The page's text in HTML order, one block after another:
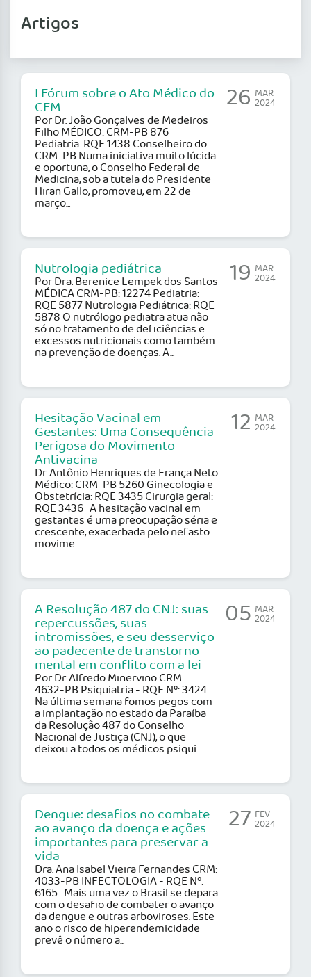
Artigos
I Fórum sobre o Ato Médico do
CFM
Por Dr. João Gonçalves de Medeiros
Filho MÉDICO: CRM-PB 876
Pediatria: RQE 1438 Conselheiro do
CRM-PB Numa iniciativa muito lúcida
e oportuna, o Conselho Federal de
Medicina, sob a tutela do Presidente
Hiran Gallo, promoveu, em 22 de
março...
26 MAR
2024
Nutrologia pediátrica
Por Dra. Berenice Lempek dos Santos
MÉDICA CRM-PB: 12274 Pediatria:
RQE 5877 Nutrologia Pediátrica: RQE
5878 O nutrólogo pediatra atua não
só no tratamento de deficiências e
excessos nutricionais como também
na prevenção de doenças. A...
19 MAR
2024
Hesitação Vacinal em
Gestantes: Uma Consequência
Perigosa do Movimento
Antivacina
Dr. Antônio Henriques de França Neto
Médico: CRM-PB 5260 Ginecologia e
Obstetrícia: RQE 3435 Cirurgia geral:
RQE 3436 A hesitação vacinal em
gestantes é uma preocupação séria e
crescente, exacerbada pelo nefasto
movime...
12 MAR
2024
A Resolução 487 do CNJ: suas
repercussões, suas
intromissões, e seu desserviço
ao padecente de transtorno
mental em conflito com a lei
Por Dr. Alfredo Minervino CRM:
4632-PB Psiquiatria - RQE Nº: 3424
Na última semana fomos pegos com
a implantação no estado da Paraíba
da Resolução 487 do Conselho
Nacional de Justiça (CNJ), o que
deixou a todos os médicos psiqui...
05 MAR
2024
Dengue: desafios no combate
ao avanço da doença e ações
importantes para preservar a
vida
Dra. Ana Isabel Vieira Fernandes CRM:
4033-PB INFECTOLOGIA - RQE Nº:
6165 Mais uma vez o Brasil se depara
com o desafio de combater o avanço
da dengue e outras arboviroses. Este
ano o risco de hiperendemicidade
prevê o número a...
27 FEV
2024